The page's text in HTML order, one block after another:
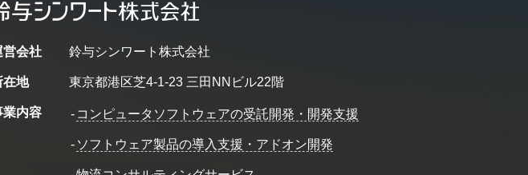
営会社 鈴与シンワート株式会社
在地 東京都港区芝4-1-23 三田NNビル22階
業内容 - コンピュータソフトウェアの受託開発・開発支援
- ソフトウェア製品の導入支援・アドオン開発